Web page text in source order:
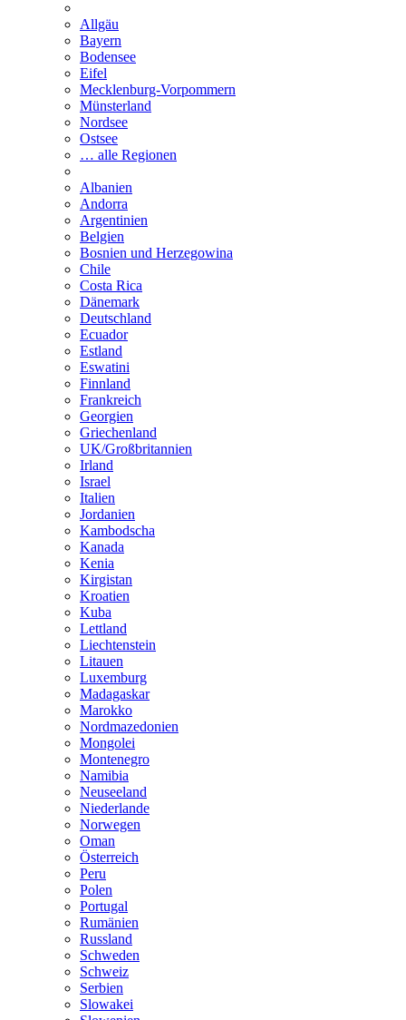
Allgäu
Bayern
Bodensee
Eifel
Mecklenburg-Vorpommern
Münsterland
Nordsee
Ostsee
… alle Regionen
Albanien
Andorra
Argentinien
Belgien
Bosnien und Herzegowina
Chile
Costa Rica
Dänemark
Deutschland
Ecuador
Estland
Eswatini
Finnland
Frankreich
Georgien
Griechenland
UK/Großbritannien
Irland
Israel
Italien
Jordanien
Kambodscha
Kanada
Kenia
Kirgistan
Kroatien
Kuba
Lettland
Liechtenstein
Litauen
Luxemburg
Madagaskar
Marokko
Nordmazedonien
Mongolei
Montenegro
Namibia
Neuseeland
Niederlande
Norwegen
Oman
Österreich
Peru
Polen
Portugal
Rumänien
Russland
Schweden
Schweiz
Serbien
Slowakei